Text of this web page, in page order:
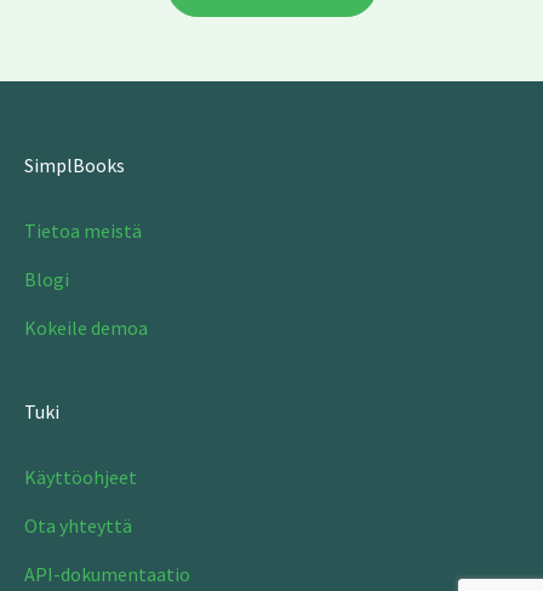
SimplBooks
Tietoa meistä
Blogi
Kokeile demoa
Tuki
Käyttöohjeet
Ota yhteyttä
API-dokumentaatio